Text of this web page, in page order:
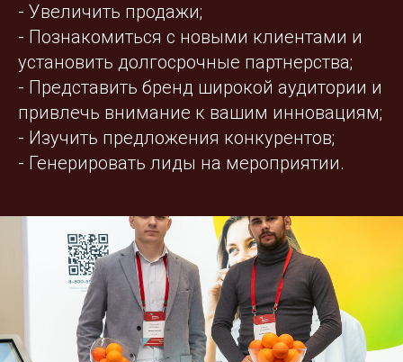
- Увеличить продажи;
- Познакомиться с новыми клиентами и
установить долгосрочные партнерства;
- Представить бренд широкой аудитории и
привлечь внимание к вашим инновациям;
- Изучить предложения конкурентов;
- Генерировать лиды на мероприятии.